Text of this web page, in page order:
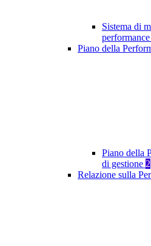
Sistema di
performance
Piano della
Piano della
di gestione 2
Relazione sulla